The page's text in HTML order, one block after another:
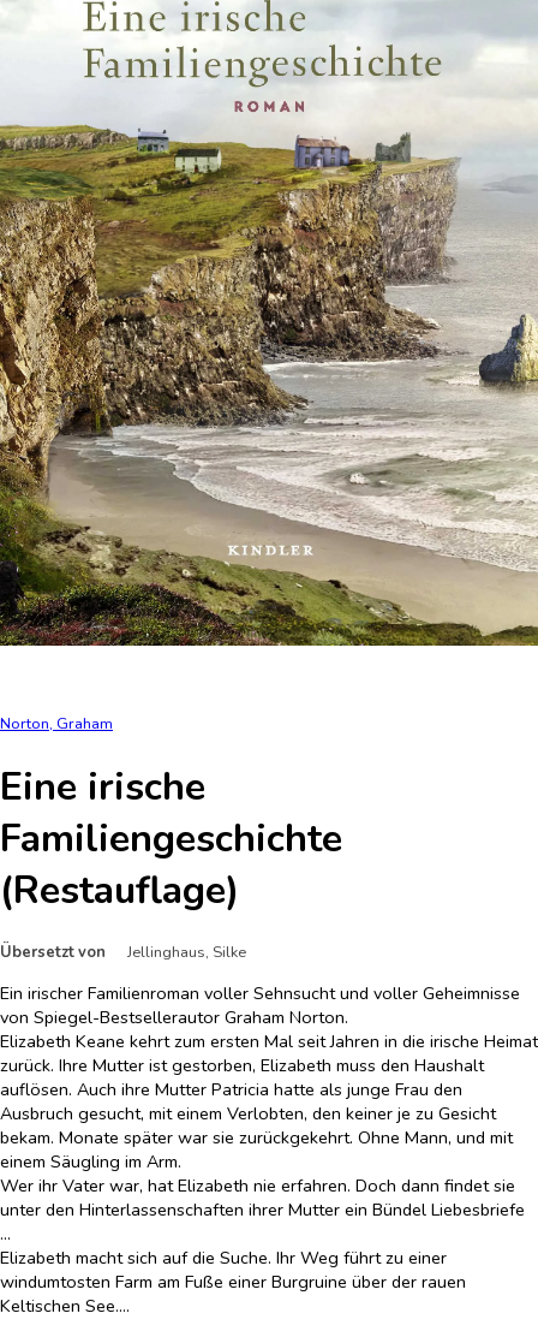
Norton, Graham
Eine irische
Familiengeschichte
(Restauflage)
Übersetzt von Jellinghaus, Silke
Ein irischer Familienroman voller Sehnsucht und voller Geheimnisse
von Spiegel-Bestsellerautor Graham Norton.
Elizabeth Keane kehrt zum ersten Mal seit Jahren in die irische Heimat
zurück. Ihre Mutter ist gestorben, Elizabeth muss den Haushalt
auflösen. Auch ihre Mutter Patricia hatte als junge Frau den
Ausbruch gesucht, mit einem Verlobten, den keiner je zu Gesicht
bekam. Monate später war sie zurückgekehrt. Ohne Mann, und mit
einem Säugling im Arm.
Wer ihr Vater war, hat Elizabeth nie erfahren. Doch dann findet sie
unter den Hinterlassenschaften ihrer Mutter ein Bündel Liebesbriefe
…
Elizabeth macht sich auf die Suche. Ihr Weg führt zu einer
windumtosten Farm am Fuße einer Burgruine über der rauen
Keltischen See….